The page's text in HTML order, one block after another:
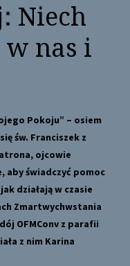
Niech
w nas i
Pokoju” – osiem
św. Franciszek z
ojcowie
aby świadczyć pomoc
działają w czasie
Zmartwychwstania
OFMConv z parafii
z nim Karina